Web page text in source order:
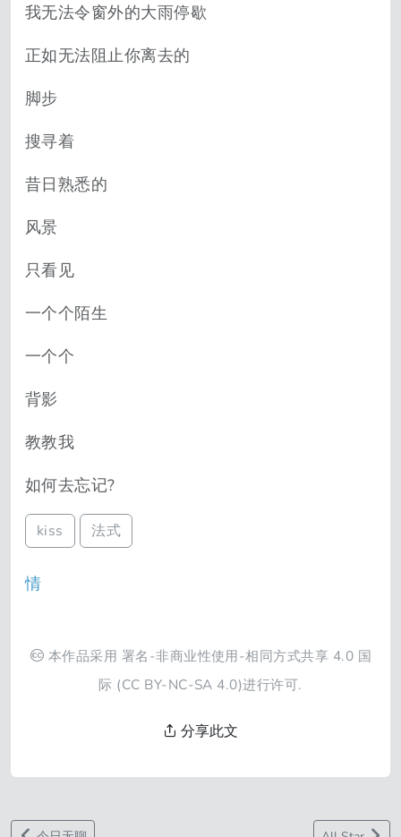
我无法令窗外的大雨停歇
正如无法阻止你离去的
脚步
搜寻着
昔日熟悉的
风景
只看见
一个个陌生
一个个
背影
教教我
如何去忘记?
kiss 法式
情
本作品采用 署名-非商业性使用-相同方式共享 4.0 国
际 (CC BY-NC-SA 4.0)进行许可.
分享此文